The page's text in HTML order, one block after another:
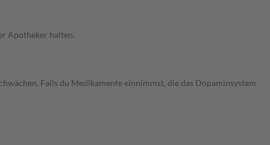
Apotheker halten.
Falls du Medikamente einnimmst, die das Dopaminsystem